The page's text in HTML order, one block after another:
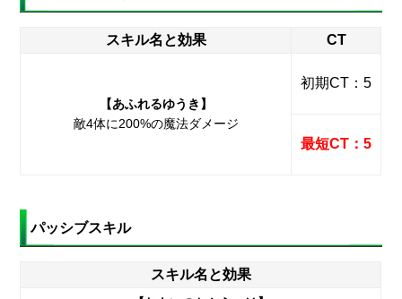
スキル名と効果 CT
【あふれるゆうき】
敵4体に200%の魔法ダメージ
初期CT：5
最短CT：5
パッシブスキル
スキル名と効果